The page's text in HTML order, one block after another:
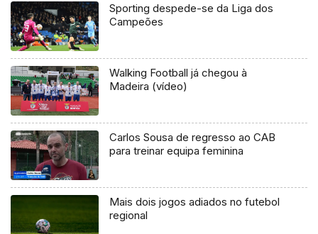
Sporting despede-se da Liga dos
Campeões
Walking Football já chegou à
Madeira (vídeo)
Carlos Sousa de regresso ao CAB
para treinar equipa feminina
Mais dois jogos adiados no futebol
regional